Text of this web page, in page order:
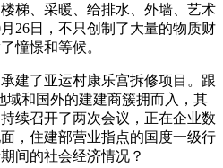
梯、采暖、给排水、外墙、艺术
26日，不只创制了大量的物质财
憧憬和等候。
了亚运村康乐宫拆修项目。跟
域和国外的建建商簇拥而入，其
续召开了两次会议，正在企业数
，住建部营业指点的国度一级行
间的社会经济情况？